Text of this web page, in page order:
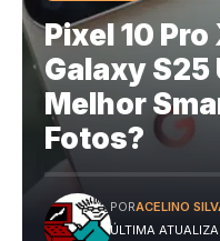
Pixel 10
Galaxy S25
Melhor
Fotos?
ÚLTIMA
PORACELINO